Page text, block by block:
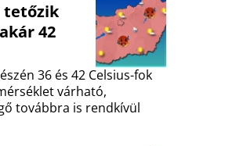
tetőzik
42
36 és 42 Celsius-fok
várható,
továbbra is rendkívül